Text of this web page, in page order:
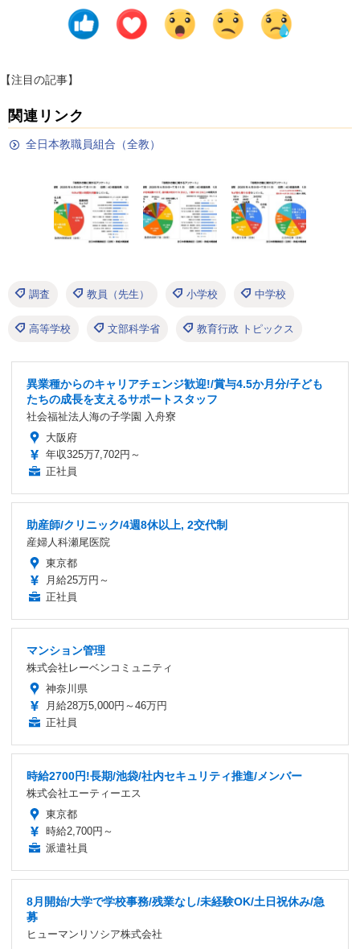
【注目の記事】
関連リンク
全日本教職員組合（全教）
調査 教員（先生） 小学校 中学校
高等学校 文部科学省 教育行政 トピックス
異業種からのキャリアチェンジ歓迎!/賞与4.5か月分/子ども
たちの成長を支えるサポートスタッフ
社会福祉法人海の子学園 入舟寮
大阪府
年収325万7,702円～
正社員
助産師/クリニック/4週8休以上, 2交代制
産婦人科瀬尾医院
東京都
月給25万円～
正社員
マンション管理
株式会社レーベンコミュニティ
神奈川県
月給28万5,000円～46万円
正社員
時給2700円!長期/池袋/社内セキュリティ推進/メンバー
株式会社エーティーエス
東京都
時給2,700円～
派遣社員
8月開始/大学で学校事務/残業なし/未経験OK/土日祝休み/急
募
ヒューマンリソシア株式会社